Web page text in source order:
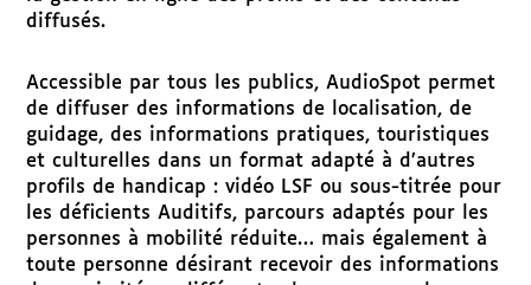
diffusés.
Accessible par tous les publics, AudioSpot permet
de diffuser des informations de localisation, de
guidage, des informations pratiques, touristiques
et culturelles dans un format adapté à d’autres
profils de handicap : vidéo LSF ou sous-titrée pour
les déficients Auditifs, parcours adaptés pour les
personnes à mobilité réduite… mais également à
toute personne désirant recevoir des informations